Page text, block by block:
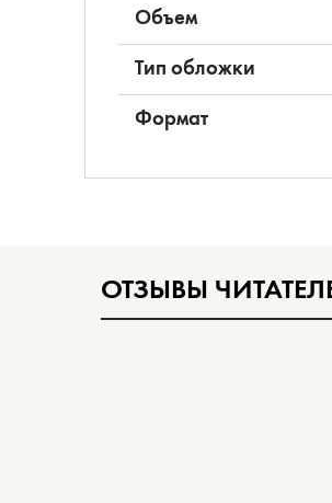
Объем
Тип обложки
Формат
ОТЗЫВЫ